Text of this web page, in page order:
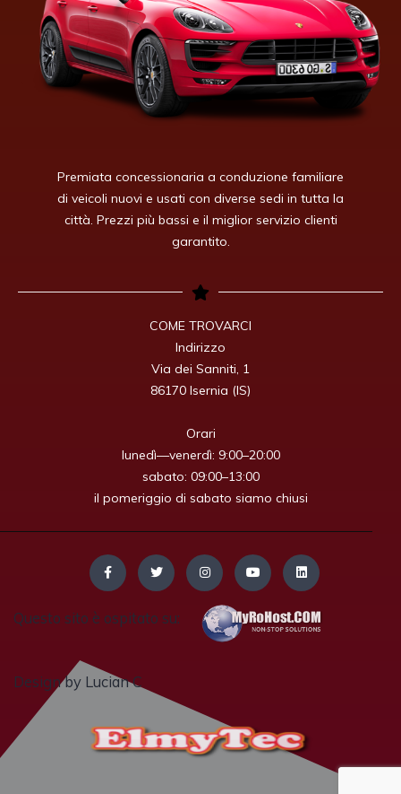
Premiata concessionaria a conduzione familiare
di veicoli nuovi e usati con diverse sedi in tutta la
città. Prezzi più bassi e il miglior servizio clienti
garantito.
COME TROVARCI
Indirizzo
Via dei Sanniti, 1
86170 Isernia (IS)
Orari
lunedì—venerdì: 9:00–20:00
sabato: 09:00–13:00
il pomeriggio di sabato siamo chiusi
Questo sito è ospitato su:
Design by Lucian C